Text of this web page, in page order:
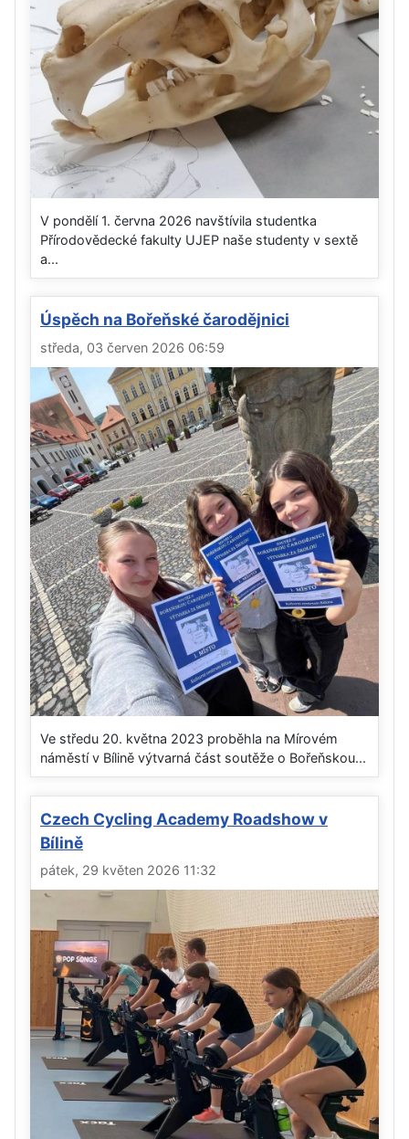
V pondělí 1. června 2026 navštívila studentka
Přírodovědecké fakulty UJEP naše studenty v sextě
a...
Úspěch na Bořeňské čarodějnici
středa, 03 červen 2026 06:59
Ve středu 20. května 2023 proběhla na Mírovém
náměstí v Bílině výtvarná část soutěže o Bořeňskou...
Czech Cycling Academy Roadshow v
Bílině
pátek, 29 květen 2026 11:32